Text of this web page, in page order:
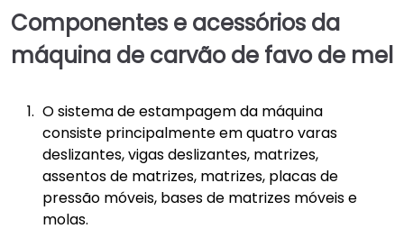
Componentes e acessórios da
máquina de carvão de favo de mel
O sistema de estampagem da máquina
consiste principalmente em quatro varas
deslizantes, vigas deslizantes, matrizes,
assentos de matrizes, matrizes, placas de
pressão móveis, bases de matrizes móveis e
molas.